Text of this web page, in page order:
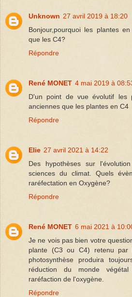
Unknown 27 avril 2019 à 18:20
Bonjour,pourquoi les plantes
que les C4?
Répondre
René MONET 4 mai 2019 à
D'un point de vue évolutif les
anciennes que les plantes en C4
Répondre
Elie 27 avril 2021 à 14:22
Des hypothèses sur
sciences du climat. Quels
raréfectation en Oxygène?
Répondre
René MONET 6 mai 2021 à
Je ne vois pas bien votre
plante (C3 ou C4) retenu par
photosynthèse produira
réduction du monde
raréfaction de l'oxygène.
Répondre